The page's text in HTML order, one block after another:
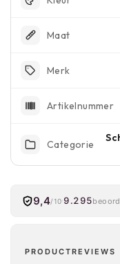
Maat
Merk
Artikelnummer
Categorie
9,4/10 9.295
PRODUCTREVIEWS